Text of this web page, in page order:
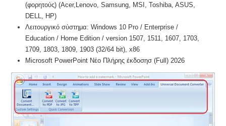
(φορητούς) (Acer,Lenovo, Samsung, MSI, Toshiba, ASUS,
DELL, HP)
Λειτουργικό σύστημα: Windows 10 Pro / Enterprise /
Education / Home Edition / version 1507, 1511, 1607, 1703,
1709, 1803, 1809, 1903 (32/64 bit), x86
Microsoft PowerPoint Νέο Πλήρης έκδοσησ (Full) 2026